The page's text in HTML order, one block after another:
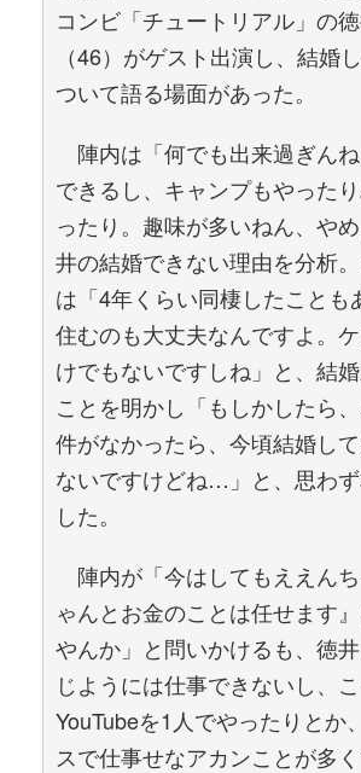
コンビ「チュートリアル」の
（46）がゲスト出演し、結婚
ついて語る場面があった。
陣内は「何でも出来過ぎん
できるし、キャンプもやった
ったり。趣味が多いねん、や
井の結婚できない理由を分析
は「4年くらい同棲したことも
住むのも大丈夫なんですよ。
けでもないですしね」と、結
ことを明かし「もしかしたら
件がなかったら、今頃結婚し
ないですけどね…」と、思わ
した。
陣内が「今はしてもええん
ゃんとお金のことは任せます
やんか」と問いかけるも、徳
じようには仕事できないし、
YouTubeを1人でやったりとか
スで仕事せなアカンことが多